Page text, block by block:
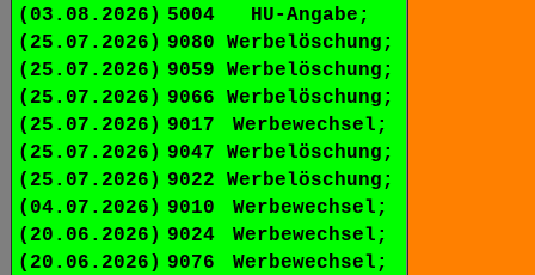
(03.08.2026) 5004
HU-Angabe;
(25.07.2026) 9080
Werbelöschung;
(25.07.2026) 9059
Werbelöschung;
(25.07.2026) 9066
Werbelöschung;
(25.07.2026) 9017
Werbewechsel;
(25.07.2026) 9047
Werbelöschung;
(25.07.2026) 9022
Werbelöschung;
(04.07.2026) 9010
Werbewechsel;
(20.06.2026) 9024
Werbewechsel;
(20.06.2026) 9076
Werbewechsel;